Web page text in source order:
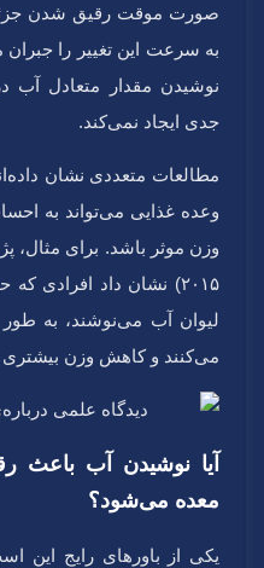
صورت موقت رقیق شدن
به سرعت این تغییر را جبران
نوشیدن مقدار متعادل آب
جدی ایجاد نمی‌کند.
مطالعات متعددی نشان
وعده غذایی می‌تواند به
۲۰۱۵) نشان داد افرادی
لیوان آب می‌نوشند، به
می‌کنند و کاهش وزن بیشتری
آیا نوشیدن آب باعث
معده می‌شود؟
یکی از باورهای رایج این